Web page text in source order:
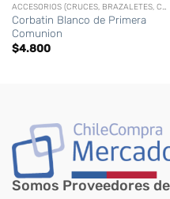
Corbatin Blanco de Primera
Comunion
$4.800
Somos Proveedores